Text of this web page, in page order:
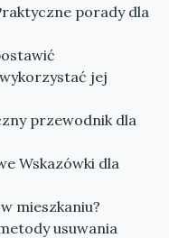
porady dla
jej
przewodnik dla
Wskazówki dla
mieszkaniu?
usuwania